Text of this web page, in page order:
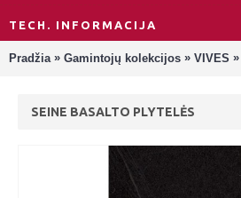
TECH. INFORMACIJA
Pradžia » Gamintojų kolekcijos » VIVES »
SEINE BASALTO PLYTELĖS